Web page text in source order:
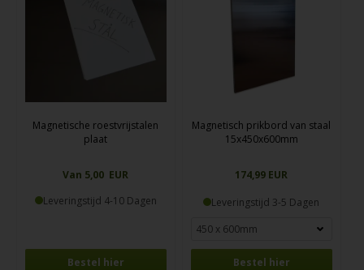
Magnetische roestvrijstalen
plaat
Van 5,00 EUR
Leveringstijd 4-10 Dagen
Bestel hier
Magnetisch prikbord van staal
15x450x600mm
174,99 EUR
Leveringstijd 3-5 Dagen
Bestel hier